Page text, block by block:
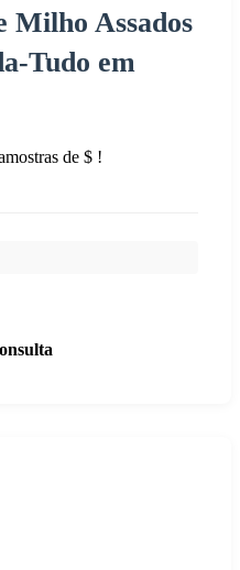
Milho Assados
Tudo em
de $ !